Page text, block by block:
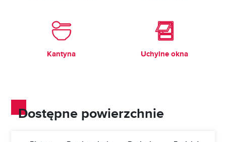
Kantyna Uchylne okna
Dostępne powierzchnie